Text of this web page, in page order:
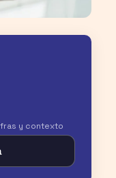
y contexto